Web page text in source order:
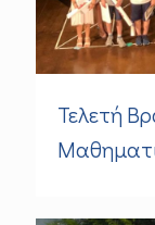
Τελετή